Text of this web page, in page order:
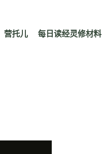
营托儿 每日读经灵修材料